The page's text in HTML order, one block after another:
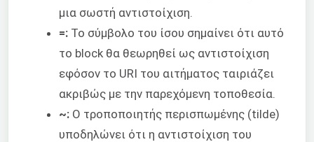
μια σωστή αντιστοίχιση.
=: Το σύμβολο του ίσου σημαίνει ότι αυτό
το block θα θεωρηθεί ως αντιστοίχιση
εφόσον το URI του αιτήματος ταιριάζει
ακριβώς με την παρεχόμενη τοποθεσία.
~: Ο τροποποιητής περισπωμένης (tilde)
υποδηλώνει ότι η αντιστοίχιση του